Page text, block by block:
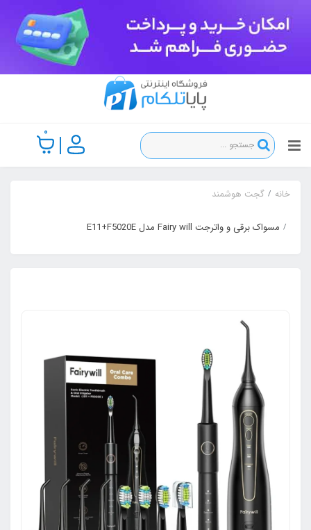
0
خانه گجت هوشمند
مسواک برقی و واترجت Fairy will مدل E11+F5020E